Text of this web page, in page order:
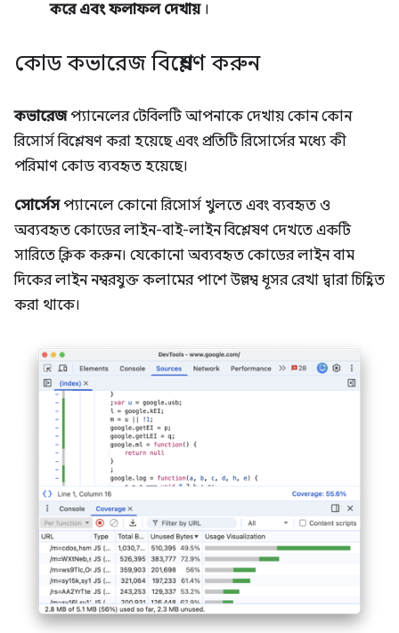
করে এবং ফলাফল দেখায়।
কোড কভারেজ বিশ্লেষণ করুন
কভারেজপ্যানেলের টেবিলটি আপনাকে দেখায় কোন কোন
রিসোর্স বিশ্লেষণ করা হয়েছে এবং প্রতিটি রিসোর্সের মধ্যে কী
পরিমাণ কোড ব্যবহৃত হয়েছে।
সোর্সেসপ্যানেলে কোনো রিসোর্স খুলতে এবং ব্যবহৃত ও
অব্যবহৃত কোডের লাইন-বাই-লাইন বিশ্লেষণ দেখতে একটি
সারিতে ক্লিক করুন। যেকোনো অব্যবহৃত কোডের লাইন বাম
দিকের লাইন নম্বরযুক্ত কলামের পাশে উল্লম্ব ধূসর রেখা দ্বারা চিহ্নিত
করা থাকে।